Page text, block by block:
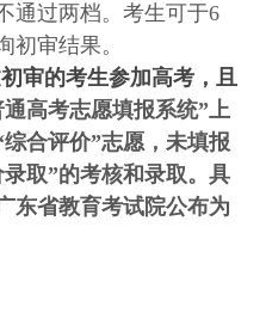
通过两档。考生可于6
初审结果。
审的考生参加高考，且
高考志愿填报系统”上
合评价”志愿，未填报
取”的考核和录取。具
东省教育考试院公布为